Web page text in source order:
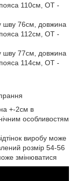
110см, ОТ -
шву 76см, довжина
112см, ОТ -
шву 77см, довжина
114см, ОТ -
на +-2см в
особливостям
виробу може
розмір 54-56
змінюватися